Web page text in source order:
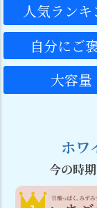
人気ランキ
自分にご
大容量
ホワ
今の時